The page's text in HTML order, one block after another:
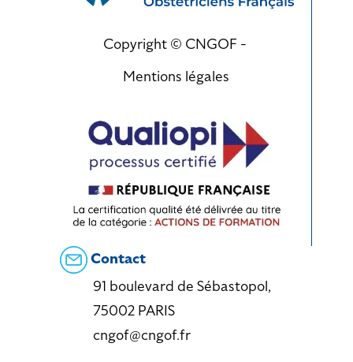
Copyright © CNGOF -
Mentions légales
Contact
91 boulevard de Sébastopol,
75002 PARIS
cngof@cngof.fr